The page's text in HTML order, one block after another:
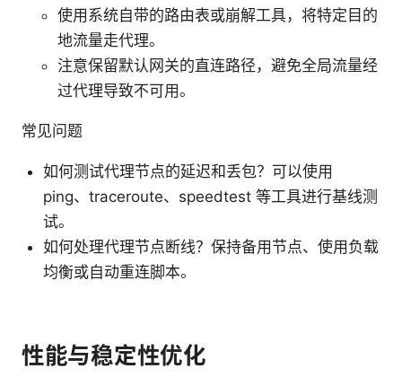
使用系统自带的路由表或崩解工具，将特定目的
地流量走代理。
注意保留默认网关的直连路径，避免全局流量经
过代理导致不可用。
常见问题
如何测试代理节点的延迟和丢包？可以使用
ping、traceroute、speedtest 等工具进行基线测
试。
如何处理代理节点断线？保持备用节点、使用负载
均衡或自动重连脚本。
性能与稳定性优化